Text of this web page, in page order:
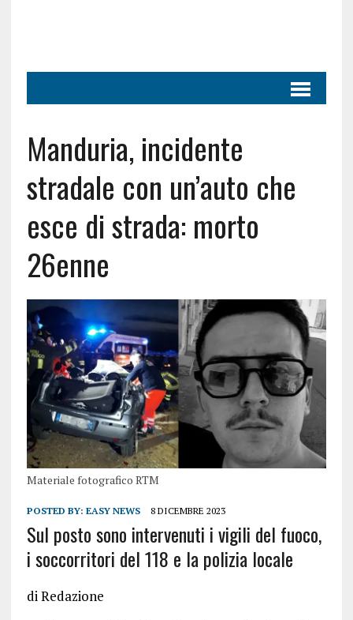
Manduria, incidente
stradale con un’auto che
esce di strada: morto
26enne
Materiale fotografico RTM
POSTED BY: EASY NEWS 8 DICEMBRE 2023
Sul posto sono intervenuti i vigili del fuoco,
i soccorritori del 118 e la polizia locale
di Redazione